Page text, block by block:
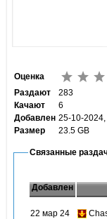
Оценка
Раздают
283
Качают
6
Добавлен 25-10-
Размер
23.5 GB
Связанные
Добавлен
22 мар 24